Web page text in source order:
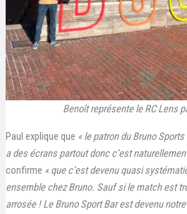
Benoît représente le RC Lens
Paul explique que « le patron du Bruno
a des écrans partout donc c’est
confirme « que c’est devenu quasi
ensemble chez Bruno. Sauf si le match est
arrosée ! Le Bruno Sport Bar est devenu